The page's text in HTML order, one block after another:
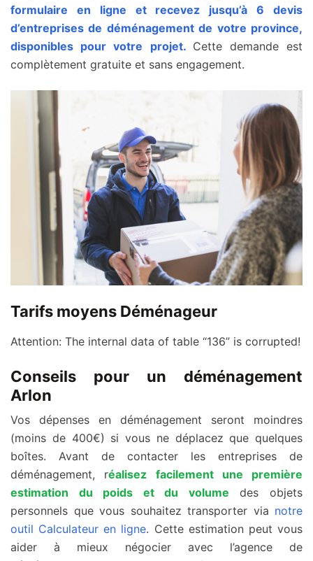
formulaire en ligne et recevez jusqu’à 6 devis
d’entreprises de déménagement de votre province,
disponibles pour votre projet. Cette demande est
complètement gratuite et sans engagement.
Tarifs moyens Déménageur
Attention: The internal data of table “136” is corrupted!
Conseils pour un déménagement
Arlon
Vos dépenses en déménagement seront moindres
(moins de 400€) si vous ne déplacez que quelques
boîtes. Avant de contacter les entreprises de
déménagement, réalisez facilement une première
estimation du poids et du volume des objets
personnels que vous souhaitez transporter via notre
outil Calculateur en ligne. Cette estimation peut vous
aider à mieux négocier avec l’agence de